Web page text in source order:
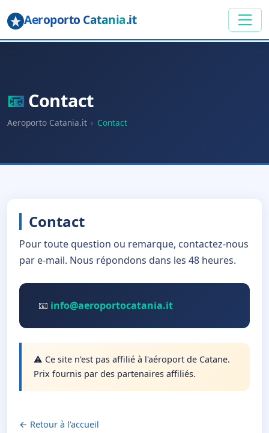
Aeroporto Catania.it
📧 Contact
Aeroporto Catania.it › Contact
Contact
Pour toute question ou remarque, contactez-nous
par e-mail. Nous répondons dans les 48 heures.
📧 info@aeroportocatania.it
⚠️ Ce site n'est pas affilié à l'aéroport de Catane.
Prix fournis par des partenaires affiliés.
← Retour à l'accueil